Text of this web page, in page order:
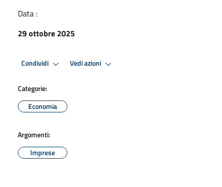
Data :
29 ottobre 2025
Condividi Vedi azioni
Categorie:
Economia
Argomenti:
Imprese